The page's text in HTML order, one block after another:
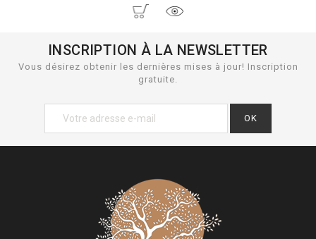
INSCRIPTION À LA NEWSLETTER
Vous désirez obtenir les dernières mises à jour! Inscription
gratuite.